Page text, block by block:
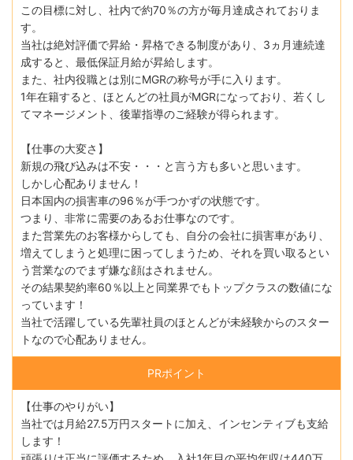
この目標に対し、社内で約70％の方が毎月達成されておりま
す。
当社は絶対評価で昇給・昇格できる制度があり、3ヵ月連続達
成すると、最低保証月給が昇給します。
また、社内役職とは別にMGRの称号が手に入ります。
1年在籍すると、ほとんどの社員がMGRになっており、若くし
てマネージメント、後輩指導のご経験が得られます。
【仕事の大変さ】
新規の飛び込みは不安・・・と言う方も多いと思います。
しかし心配ありません！
日本国内の損害車の96％が手つかずの状態です。
つまり、非常に需要のあるお仕事なのです。
また営業先のお客様からしても、自分の会社に損害車があり、
増えてしまうと処理に困ってしまうため、それを買い取るとい
う営業なのでまず嫌な顔はされません。
その結果契約率60％以上と同業界でもトップクラスの数値にな
っています！
当社で活躍している先輩社員のほとんどが未経験からのスター
トなので心配ありません。
PRポイント
【仕事のやりがい】
当社では月給27.5万円スタートに加え、インセンティブも支給
します！